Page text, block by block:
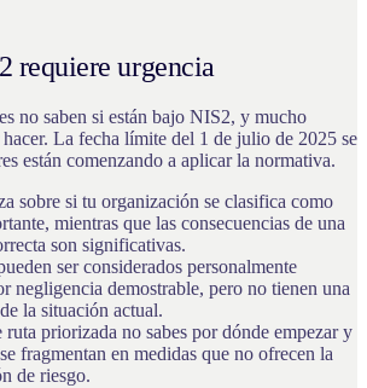
requiere urgencia
no saben si están bajo NIS2, y mucho
La fecha límite del 1 de julio de 2025 se
están comenzando a aplicar la normativa.
sobre si tu organización se clasifica como
mientras que las consecuencias de una
son significativas.
ser considerados personalmente
negligencia demostrable, pero no tienen una
la situación actual.
ruta priorizada no sabes por dónde empezar y
fragmentan en medidas que no ofrecen la
de riesgo.